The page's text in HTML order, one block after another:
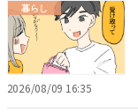
暮らし
2026/08/09 16:35